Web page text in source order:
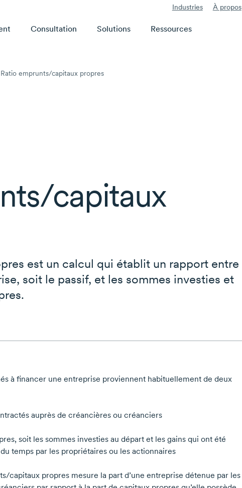
Industries À propos
Consultation Solutions
Ressources
Ratio emprunts/capitaux propres
capitaux
est un calcul qui établit un rapport entre
soit le passif, et les sommes investies et
à financer une entreprise proviennent habituellement de deux
auprès de créancières ou créanciers
soit les sommes investies au départ et les gains qui ont été
temps par les propriétaires ou les actionnaires
capitaux propres mesure la part d’une entreprise détenue par les